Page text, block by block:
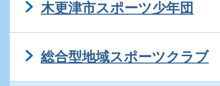
木更津市スポーツ少年団
総合型地域スポーツクラブ